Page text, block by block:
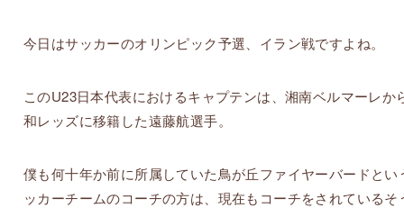
今日はサッカーのオリンピック予選、イラン戦ですよね。
このU23日本代表におけるキャプテンは、湘南ベルマーレか
和レッズに移籍した遠藤航選手。
僕も何十年か前に所属していた鳥が丘ファイヤーバードとい
ッカーチームのコーチの方は、現在もコーチをされているそ